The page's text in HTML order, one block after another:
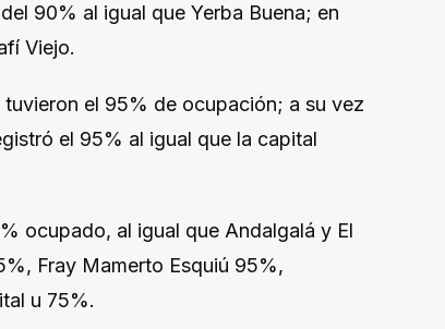
90% al igual que Yerba Buena; en
Viejo.
el 95% de ocupación; a su vez
el 95% al igual que la capital
ocupado, al igual que Andalgalá y El
Fray Mamerto Esquiú 95%,
u 75%.